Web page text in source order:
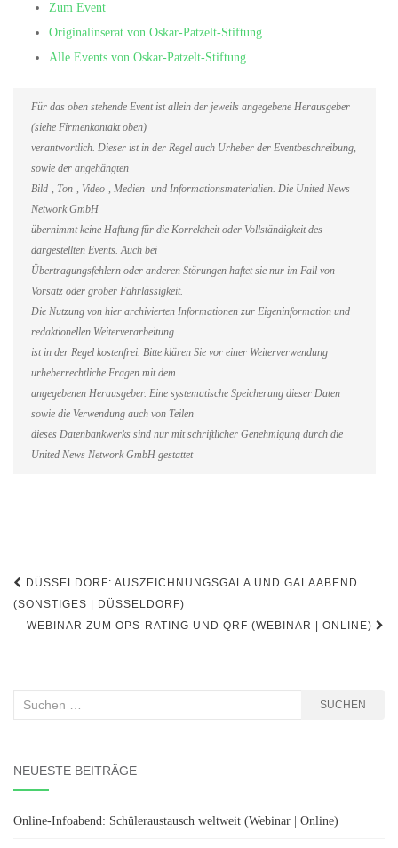
Zum Event
Originalinserat von Oskar-Patzelt-Stiftung
Alle Events von Oskar-Patzelt-Stiftung
Für das oben stehende Event ist allein der jeweils angegebene Herausgeber
(siehe Firmenkontakt oben)
verantwortlich. Dieser ist in der Regel auch Urheber der Eventbeschreibung,
sowie der angehängten
Bild-, Ton-, Video-, Medien- und Informationsmaterialien. Die United News
Network GmbH
übernimmt keine Haftung für die Korrektheit oder Vollständigkeit des
dargestellten Events. Auch bei
Übertragungsfehlern oder anderen Störungen haftet sie nur im Fall von
Vorsatz oder grober Fahrlässigkeit.
Die Nutzung von hier archivierten Informationen zur Eigeninformation und
redaktionellen Weiterverarbeitung
ist in der Regel kostenfrei. Bitte klären Sie vor einer Weiterverwendung
urheberrechtliche Fragen mit dem
angegebenen Herausgeber. Eine systematische Speicherung dieser Daten
sowie die Verwendung auch von Teilen
dieses Datenbankwerks sind nur mit schriftlicher Genehmigung durch die
United News Network GmbH gestattet
Beitragsnavigation
DÜSSELDORF: AUSZEICHNUNGSGALA UND GALAABEND
(SONSTIGES | DÜSSELDORF)
WEBINAR ZUM OPS-RATING UND QRF (WEBINAR | ONLINE)
Suchen
SUCHEN
NEUESTE BEITRÄGE
Online-Infoabend: Schüleraustausch weltweit (Webinar | Online)